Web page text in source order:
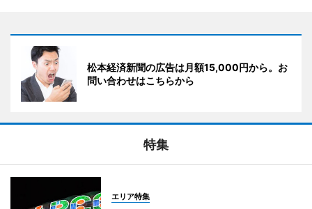
松本経済新聞の広告は月額15,000円から。お
問い合わせはこちらから
特集
エリア特集